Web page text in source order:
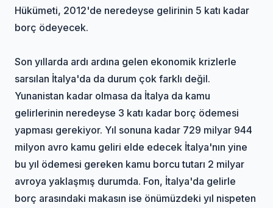
Hükümeti, 2012'de neredeyse gelirinin 5 katı kadar
borç ödeyecek.
Son yıllarda ardı ardına gelen ekonomik krizlerle
sarsılan İtalya'da da durum çok farklı değil.
Yunanistan kadar olmasa da İtalya da kamu
gelirlerinin neredeyse 3 katı kadar borç ödemesi
yapması gerekiyor. Yıl sonuna kadar 729 milyar 944
milyon avro kamu geliri elde edecek İtalya'nın yine
bu yıl ödemesi gereken kamu borcu tutarı 2 milyar
avroya yaklaşmış durumda. Fon, İtalya'da gelirle
borç arasındaki makasın ise önümüzdeki yıl nispeten